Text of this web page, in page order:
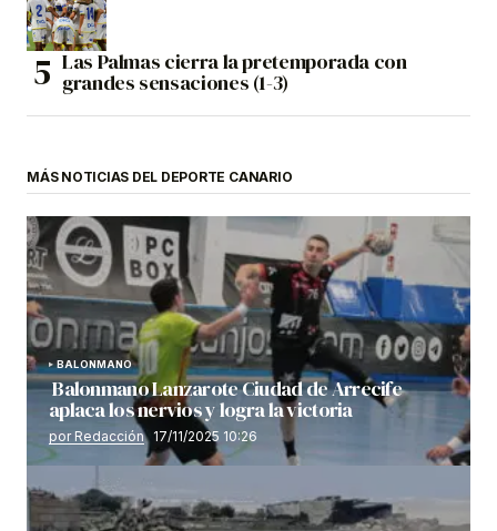
Las Palmas cierra la pretemporada con
grandes sensaciones (1-3)
MÁS NOTICIAS DEL DEPORTE CANARIO
BALONMANO
Balonmano Lanzarote Ciudad de Arrecife
aplaca los nervios y logra la victoria
por Redacción 17/11/2025 10:26